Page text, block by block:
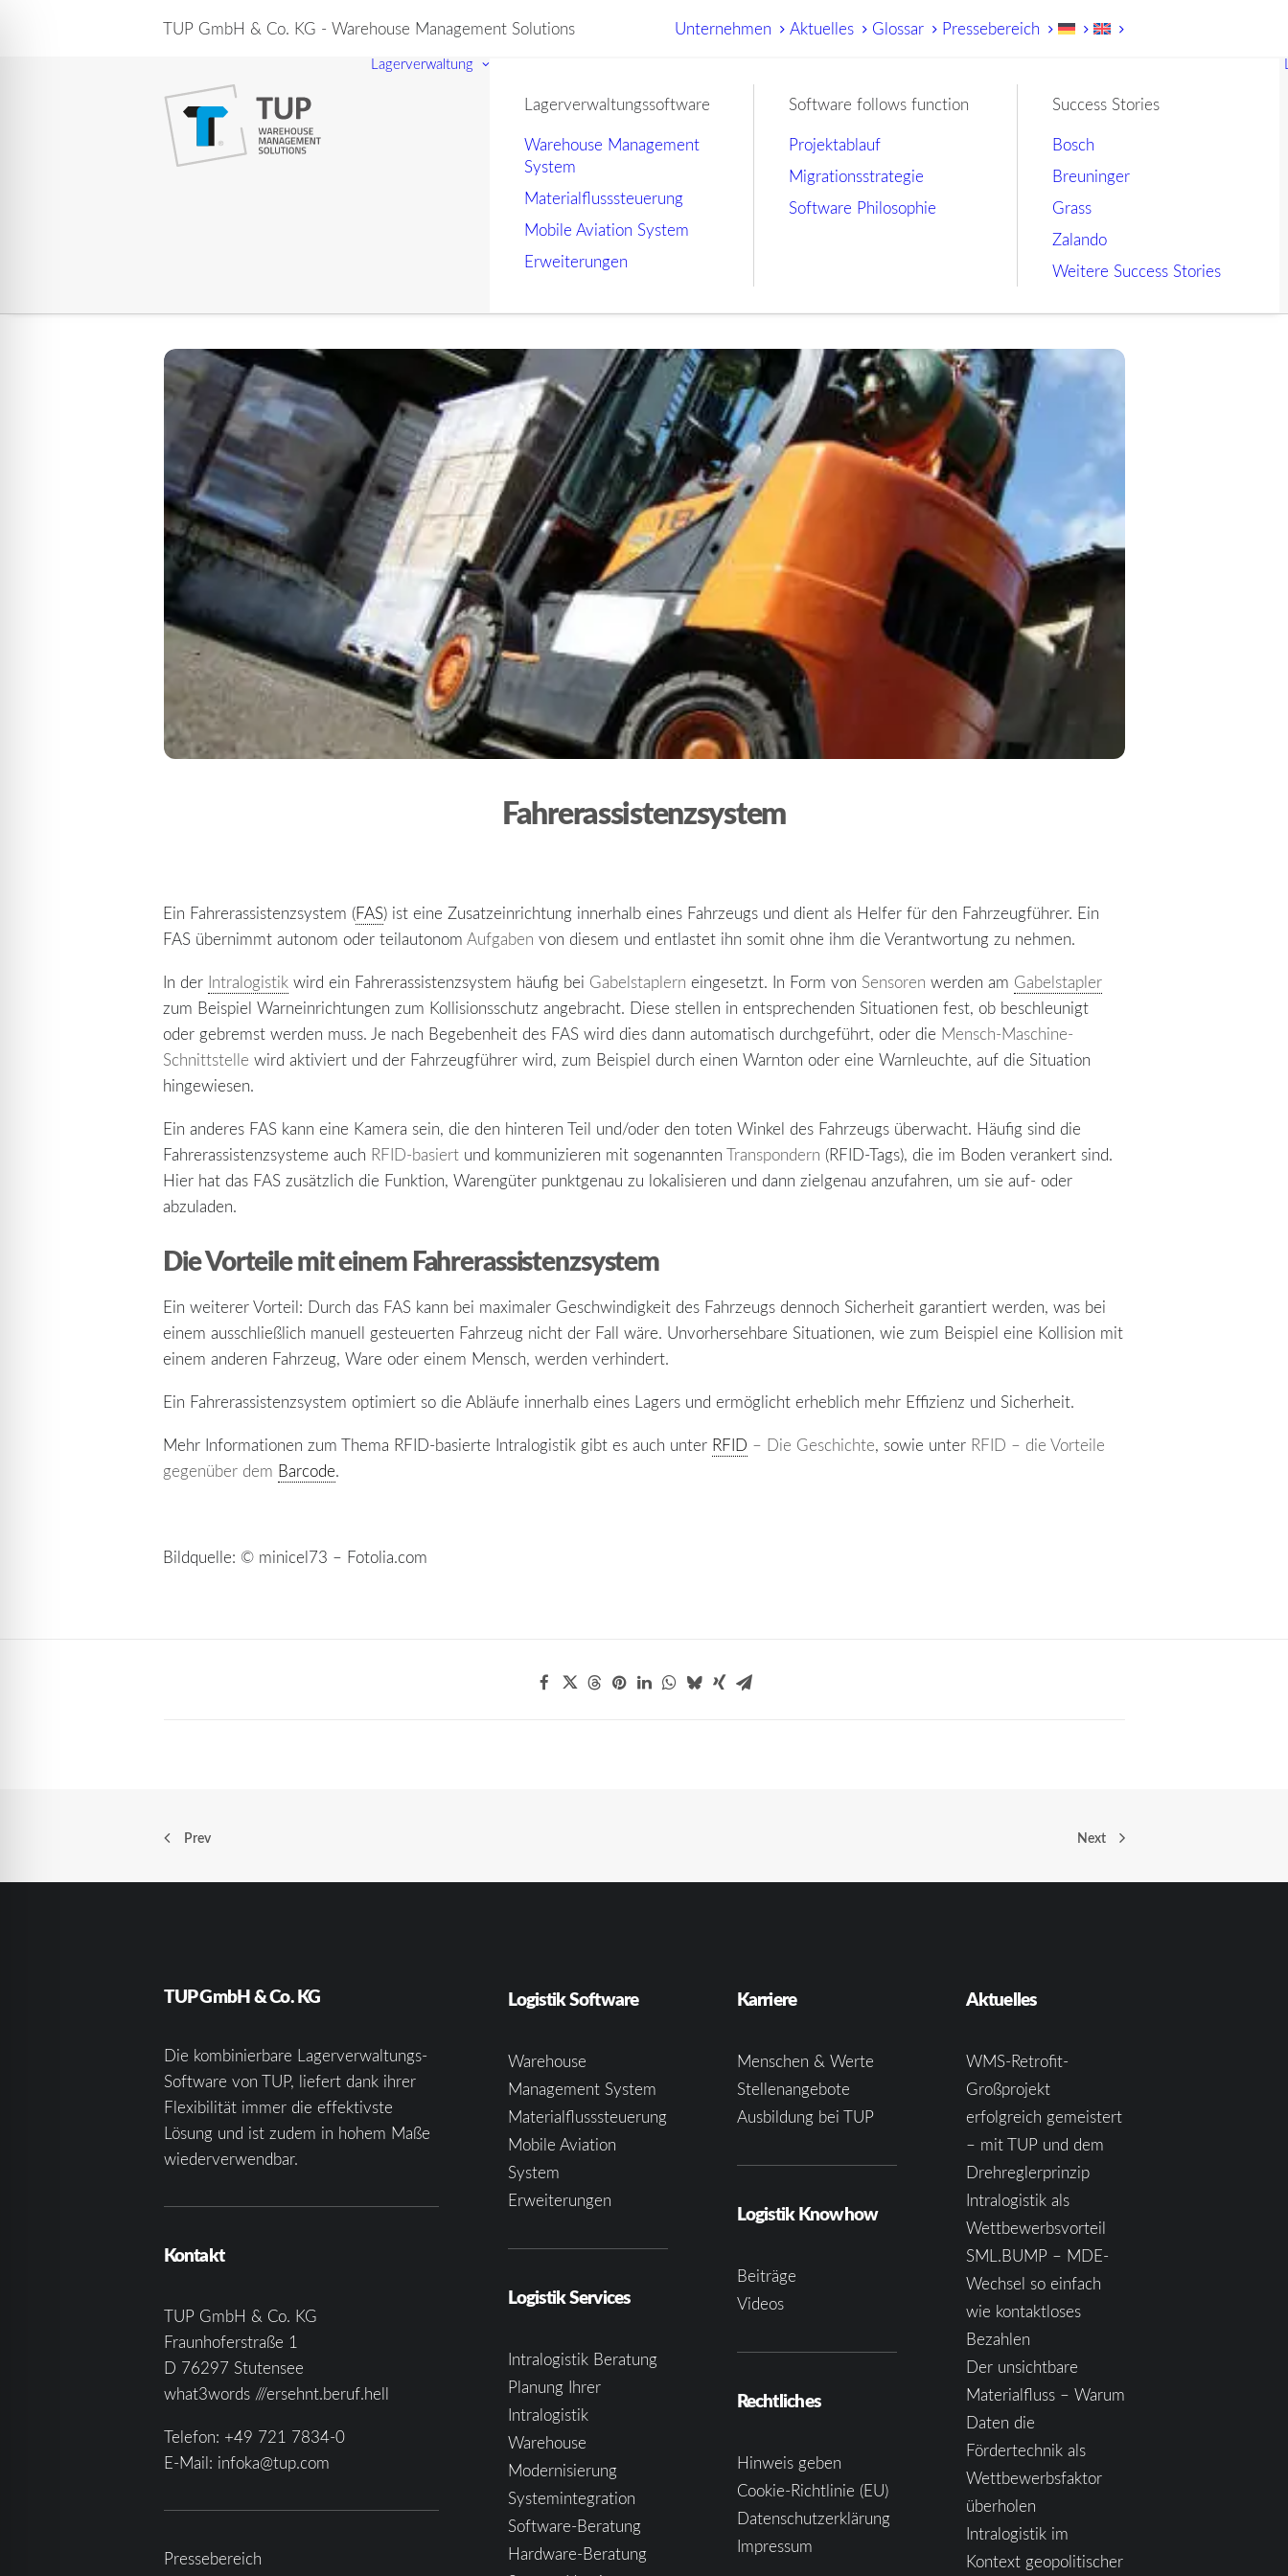
TUP GmbH & Co. KG - Warehouse Management Solutions Unternehmen Aktuelles Glossar Pressebereich
Lagerverwaltung
Lagerverwaltungssoftware
Warehouse Management
System
Materialflusssteuerung
Mobile Aviation System
Erweiterungen
Software follows function
Projektablauf
Migrationsstrategie
Software Philosophie
Success Stories
Bosch
Breuninger
Grass
Zalando
Weitere Success Stories
Fahrerassistenzsystem
Ein Fahrerassistenzsystem (FAS) ist eine Zusatzeinrichtung innerhalb eines Fahrzeugs und dient als Helfer für den Fahrzeugführer. Ein
FAS übernimmt autonom oder teilautonomAufgaben von diesem und entlastet ihn somit ohne ihm die Verantwortung zu nehmen.
In der Intralogistik wird ein Fahrerassistenzsystem häufig bei Gabelstaplern eingesetzt. In Form von Sensoren werden am Gabelstapler
zum Beispiel Warneinrichtungen zum Kollisionsschutz angebracht. Diese stellen in entsprechenden Situationen fest, ob beschleunigt
oder gebremst werden muss. Je nach Begebenheit des FAS wird dies dann automatisch durchgeführt, oder die Mensch-Maschine-
Schnittstelle wird aktiviert und der Fahrzeugführer wird, zum Beispiel durch einen Warnton oder eine Warnleuchte, auf die Situation
hingewiesen.
Ein anderes FAS kann eine Kamera sein, die den hinteren Teil und/oder den toten Winkel des Fahrzeugs überwacht. Häufig sind die
Fahrerassistenzsysteme auch RFID-basiert und kommunizieren mit sogenanntenTranspondern (RFID-Tags), die im Boden verankert sind.
Hier hat das FAS zusätzlich die Funktion, Warengüter punktgenau zu lokalisieren und dann zielgenau anzufahren, um sie auf- oder
abzuladen.
Die Vorteile mit einem Fahrerassistenzsystem
Ein weiterer Vorteil: Durch das FAS kann bei maximaler Geschwindigkeit des Fahrzeugs dennoch Sicherheit garantiert werden, was bei
einem ausschließlich manuell gesteuerten Fahrzeug nicht der Fall wäre. Unvorhersehbare Situationen, wie zum Beispiel eine Kollision mit
einem anderen Fahrzeug, Ware oder einem Mensch, werden verhindert.
Ein Fahrerassistenzsystem optimiert so die Abläufe innerhalb eines Lagers und ermöglicht erheblich mehr Effizienz und Sicherheit.
Mehr Informationen zum Thema RFID-basierte Intralogistik gibt es auch unter RFID – Die Geschichte, sowie unter RFID – die Vorteile
gegenüber dem Barcode.
Bildquelle: © minicel73 – Fotolia.com
Prev Next
TUP GmbH & Co. KG
Die kombinierbare Lagerverwaltungs-
Software von TUP, liefert dank ihrer
Flexibilität immer die effektivste
Lösung und ist zudem in hohem Maße
wiederverwendbar.
Kontakt
TUP GmbH & Co. KG
Fraunhoferstraße 1
D 76297 Stutensee
what3words ///ersehnt.beruf.hell
Telefon: +49 721 7834-0
E-Mail: infoka@tup.com
Pressebereich
Logistik Software
Warehouse
Management System
Materialflusssteuerung
Mobile Aviation
System
Erweiterungen
Logistik Services
Intralogistik Beratung
Planung Ihrer
Intralogistik
Warehouse
Modernisierung
Systemintegration
Software-Beratung
Hardware-Beratung
Karriere
Menschen & Werte
Stellenangebote
Ausbildung bei TUP
Logistik Knowhow
Beiträge
Videos
Rechtliches
Hinweis geben
Cookie-Richtlinie (EU)
Datenschutzerklärung
Impressum
Aktuelles
WMS-Retrofit-
Großprojekt
erfolgreich gemeistert
– mit TUP und dem
Drehreglerprinzip
Intralogistik als
Wettbewerbsvorteil
SML.BUMP – MDE-
Wechsel so einfach
wie kontaktloses
Bezahlen
Der unsichtbare
Materialfluss – Warum
Daten die
Fördertechnik als
Wettbewerbsfaktor
überholen
Intralogistik im
Kontext geopolitischer